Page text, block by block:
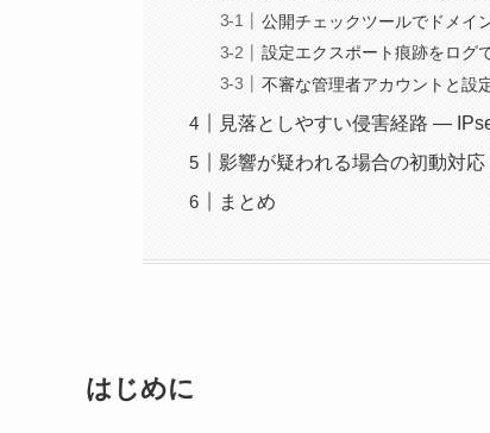
公開チェックツールでドメイ
設定エクスポート痕跡をログ
不審な管理者アカウントと設
見落としやすい侵害経路 —
影響が疑われる場合の初動対応
まとめ
はじめに